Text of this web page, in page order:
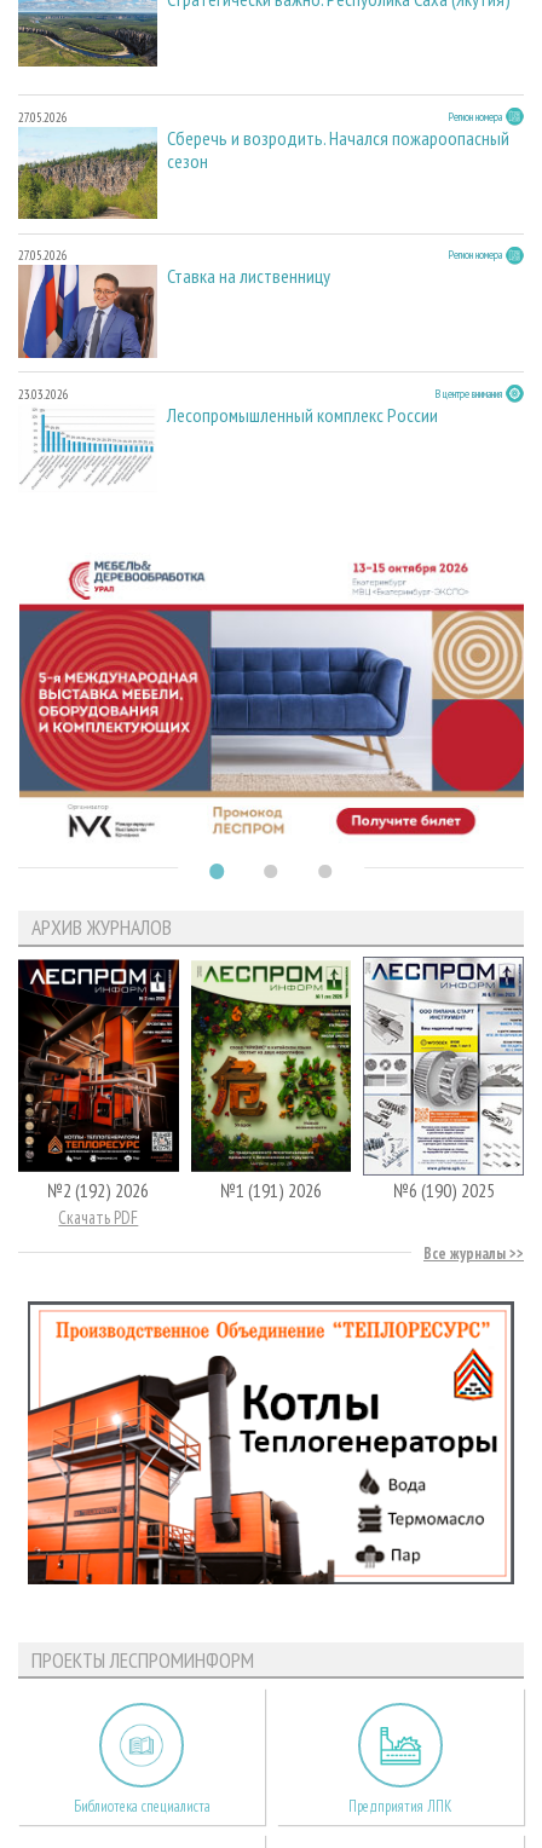
27.05.2026 Регион номера
Сберечь и возродить. Начался пожароопасный
сезон
27.05.2026 Регион номера
Ставка на лиственницу
23.03.2026 В центре внимания
Лесопромышленный комплекс России
АРХИВ ЖУРНАЛОВ
№2 (192) 2026
Скачать PDF
№1 (191) 2026 №6 (190) 2025
Все журналы
ПРОЕКТЫ ЛЕСПРОМИНФОРМ
Библиотека специалиста Предприятия ЛПК